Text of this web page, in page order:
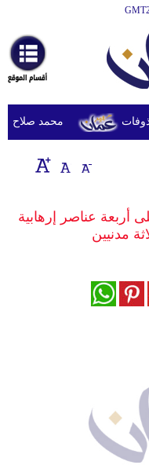
أخبارعاجلة
رياضة
ثقافة
إقتصاد
وموسيقى
محمد صلاح يصل
أربعة عناصر إرهابية
مدنيين